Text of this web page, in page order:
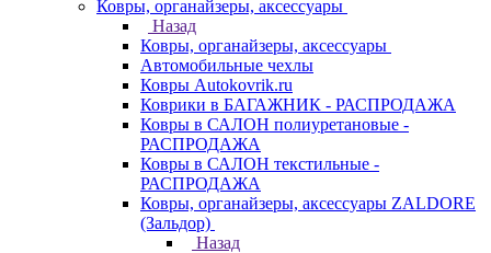
Ковры, органайзеры, аксессуары
Назад
Ковры, органайзеры, аксессуары
Автомобильные чехлы
Ковры Autokovrik.ru
Коврики в БАГАЖНИК - РАСПРОДАЖА
Ковры в САЛОН полиуретановые -
РАСПРОДАЖА
Ковры в САЛОН текстильные -
РАСПРОДАЖА
Ковры, органайзеры, аксессуары ZALDORE
(Зальдор)
Назад